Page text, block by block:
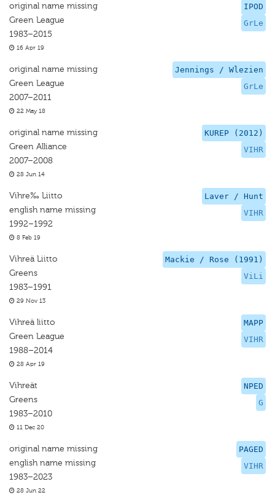
IPOD
GrLe
original name missing
Green League
1983–2015
16 Apr 19
Jennings / Wlezien
GrLe
original name missing
Green League
2007–2011
22 May 18
KUREP (2012)
VIHR
original name missing
Green Alliance
2007–2008
28 Jun 14
Laver / Hunt
VIHR
Vihre‰ Liitto
english name missing
1992–1992
8 Feb 19
Mackie / Rose (1991)
ViLi
Vihreä Liitto
Greens
1983–1991
29 Nov 13
MAPP
VIHR
Vihreä liitto
Green League
1988–2014
28 Apr 19
NPED
G
Vihreät
Greens
1983–2010
11 Dec 20
PAGED
VIHR
original name missing
english name missing
1983–2023
28 Jun 22